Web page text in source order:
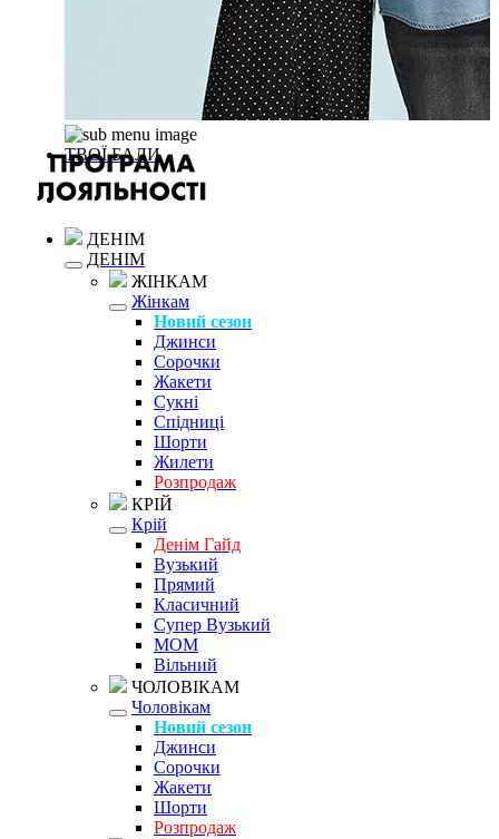
ТВОЇ БАЛИ
ДЕНІМ
ДЕНІМ
ЖІНКАМ
Жінкам
Новий сезон
Джинси
Сорочки
Жакети
Сукні
Спідниці
Шорти
Жилети
Розпродаж
КРІЙ
Крій
Денім Гайд
Вузький
Прямий
Класичний
Супер Вузький
MOM
Вільний
ЧОЛОВІКАМ
Чоловікам
Новий сезон
Джинси
Сорочки
Жакети
Шорти
Розпродаж